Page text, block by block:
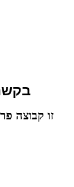
זו קבוצה